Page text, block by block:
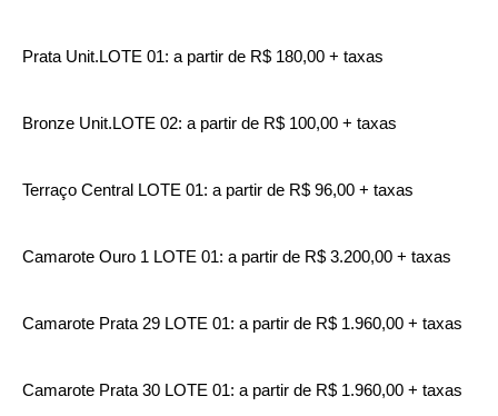
Prata Unit.LOTE 01: a partir de R$ 180,00 + taxas
Bronze Unit.LOTE 02: a partir de R$ 100,00 + taxas
Terraço Central LOTE 01: a partir de R$ 96,00 + taxas
Camarote Ouro 1 LOTE 01: a partir de R$ 3.200,00 + taxas
Camarote Prata 29 LOTE 01: a partir de R$ 1.960,00 + taxas
Camarote Prata 30 LOTE 01: a partir de R$ 1.960,00 + taxas